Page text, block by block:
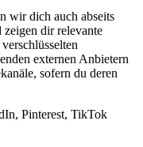
wir dich auch abseits
zeigen dir relevante
externen Anbietern
sofern du deren
Pinterest, TikTok